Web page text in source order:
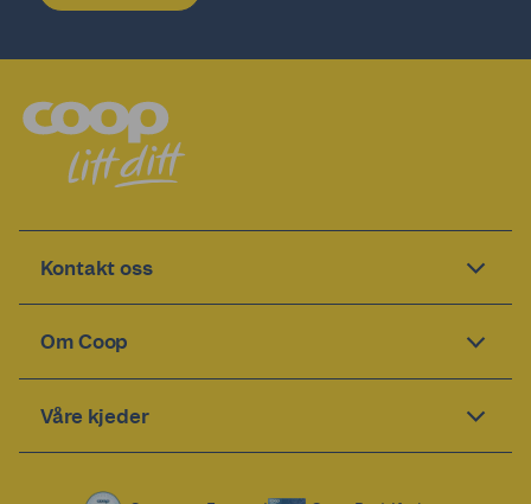
Kontakt oss
Om Coop
Våre kjeder